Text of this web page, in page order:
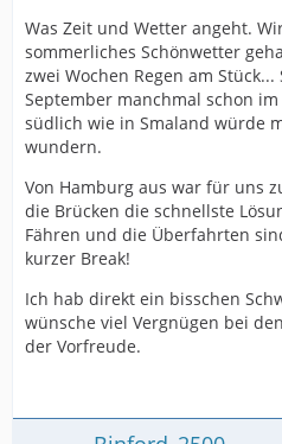
Was Zeit und Wetter angeht.
sommerliches Schönwetter
zwei Wochen Regen am
September manchmal schon
südlich wie in Smaland würde
wundern.
Von Hamburg aus war für uns
die Brücken die schnellste
Fähren und die Überfahrten
kurzer Break!
Ich hab direkt ein bisschen
wünsche viel Vergnügen bei
der Vorfreude.